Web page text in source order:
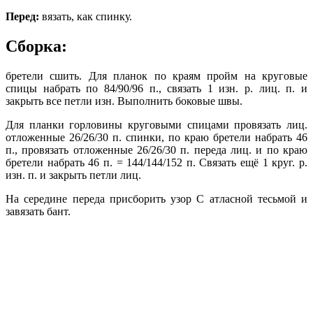
Перед: вязать, как спинку.
Сборка:
бретели сшить. Для планок по краям пройм на круговые
спицы набрать по 84/90/96 п., связать 1 изн. р. лиц. п. и
закрыть все петли изн. Выполнить боковые швы.
Для планки горловины круговыми спицами провязать лиц.
отложенные 26/26/30 п. спинки, по краю бретели набрать 46
п., провязать отложенные 26/26/30 п. переда лиц. и по краю
бретели набрать 46 п. = 144/144/152 п. Связать ещё 1 круг. р.
изн. п. и закрыть петли лиц.
На середине переда присборить узор С атласной тесьмой и
завязать бант.